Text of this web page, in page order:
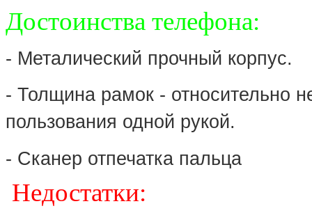
Достоинства телефона:
- Металический прочный корпус.
- Толщина рамок - относительно
пользования одной рукой.
- Сканер отпечатка пальца
Недостатки: